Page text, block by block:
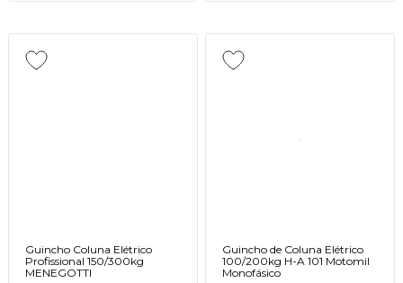
Guincho Coluna Elétrico
Profissional 150/300kg
MENEGOTTI
Guincho de Coluna Elétrico
100/200kg H-A 101 Motomil
Monofásico